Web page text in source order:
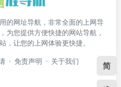
的网址导航，非常全面的上网导
为您提供方便快捷的网站导航，
，让您的上网体验更快捷。
免责声明 关于我们 简